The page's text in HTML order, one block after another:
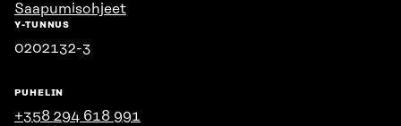
Saapumisohjeet
Y-TUNNUS
0202132-3
PUHELIN
+358 294 618 991